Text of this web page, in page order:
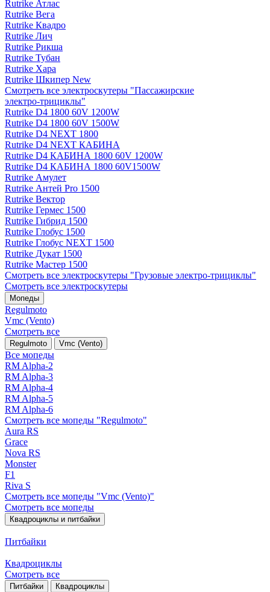
Rutrike Атлас
Rutrike Вега
Rutrike Квадро
Rutrike Лич
Rutrike Рикша
Rutrike Тубан
Rutrike Хара
Rutrike Шкипер New
Смотреть все электро­скутеры "Пассажирские
электро‑трициклы"
Rutrike D4 1800 60V 1200W
Rutrike D4 1800 60V 1500W
Rutrike D4 NEXT 1800
Rutrike D4 NEXT КАБИНА
Rutrike D4 КАБИНА 1800 60V 1200W
Rutrike D4 КАБИНА 1800 60V1500W
Rutrike Амулет
Rutrike Антей Pro 1500
Rutrike Вектор
Rutrike Гермес 1500
Rutrike Гибрид 1500
Rutrike Глобус 1500
Rutrike Глобус NEXT 1500
Rutrike Дукат 1500
Rutrike Мастер 1500
Смотреть все электро­скутеры "Грузовые электро‑трициклы"
Смотреть все электро­скутеры
Мопеды
Regulmoto
Vmc (Vento)
Смотреть все
Regulmoto Vmc (Vento)
Все мопеды
RM Alpha-2
RM Alpha-3
RM Alpha-4
RM Alpha-5
RM Alpha-6
Смотреть все мопеды "Regulmoto"
Aura RS
Grace
Nova RS
Monster
F1
Riva S
Смотреть все мопеды "Vmc (Vento)"
Смотреть все мопеды
Квадроциклы и питбайки
Питбайки
Квадроциклы
Смотреть все
Питбайки Квадроциклы